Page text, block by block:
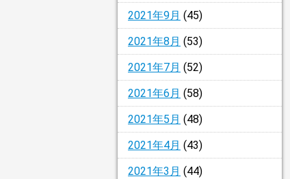
2021年9月 (45)
2021年8月 (53)
2021年7月 (52)
2021年6月 (58)
2021年5月 (48)
2021年4月 (43)
2021年3月 (44)